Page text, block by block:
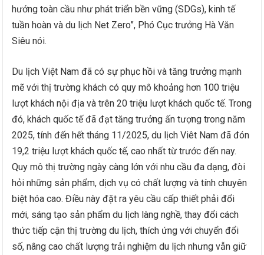
hướng toàn cầu như phát triển bền vững (SDGs), kinh tế
tuần hoàn và du lịch Net Zero”, Phó Cục trưởng Hà Văn
Siêu nói.
Du lịch Việt Nam đã có sự phục hồi và tăng trưởng mạnh
mẽ với thị trường khách có quy mô khoảng hơn 100 triệu
lượt khách nội địa và trên 20 triệu lượt khách quốc tế. Trong
đó, khách quốc tế đã đạt tăng trưởng ấn tượng trong năm
2025, tính đến hết tháng 11/2025, du lịch Viêt Nam đã đón
19,2 triệu lượt khách quốc tế, cao nhất từ trước đến nay.
Quy mô thị trường ngày càng lớn với nhu cầu đa dạng, đòi
hỏi những sản phẩm, dịch vụ có chất lượng và tính chuyên
biệt hóa cao. Điều này đặt ra yêu cầu cấp thiết phải đổi
mới, sáng tạo sản phẩm du lịch làng nghề, thay đổi cách
thức tiếp cận thị trường du lịch, thích ứng với chuyển đổi
số, nâng cao chất lượng trải nghiệm du lịch nhưng vẫn giữ